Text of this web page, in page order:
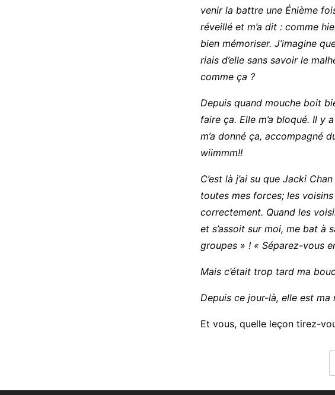
venir la battre une Énième
réveillé et m’a dit : comme
bien mémoriser. J’imagine
riais d’elle sans savoir le
comme ça ?
Depuis quand mouche boit
faire ça. Elle m’a bloqué. Il y
m’a donné ça, accompagné
wiimmm!!
C’est là j’ai su que Jacki
toutes mes forces; les
correctement. Quand les
et s’assoit sur moi, me bat à
groupes » ! « Séparez-vous
Mais c’était trop tard ma
Depuis ce jour-là, elle est
Et vous, quelle leçon tirez-